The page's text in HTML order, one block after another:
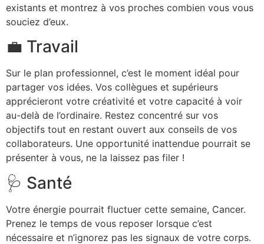
existants et montrez à vos proches combien vous vous
souciez d’eux.
💼 Travail
Sur le plan professionnel, c’est le moment idéal pour
partager vos idées. Vos collègues et supérieurs
apprécieront votre créativité et votre capacité à voir
au-delà de l’ordinaire. Restez concentré sur vos
objectifs tout en restant ouvert aux conseils de vos
collaborateurs. Une opportunité inattendue pourrait se
présenter à vous, ne la laissez pas filer !
🩺 Santé
Votre énergie pourrait fluctuer cette semaine, Cancer.
Prenez le temps de vous reposer lorsque c’est
nécessaire et n’ignorez pas les signaux de votre corps.